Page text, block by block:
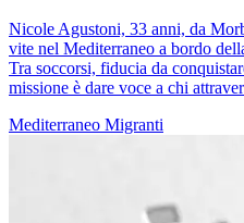
Nicole Agustoni, 33 anni, da
vite nel Mediterraneo a bordo
Tra soccorsi, fiducia da
missione è dare voce a chi
Mediterraneo Migranti